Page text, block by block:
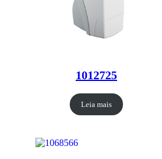
1012725
Leia mais